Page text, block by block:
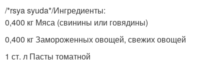
/*rsya syuda*/Ингредиенты:
0,400 кг Мяса (свинины или говядины)
0,400 кг Замороженных овощей, свежих овощей
1 ст. л Пасты томатной